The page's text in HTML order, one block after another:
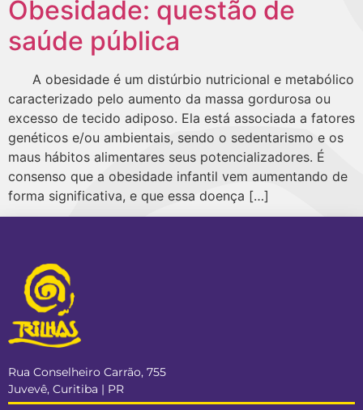
Obesidade: questão de
saúde pública
A obesidade é um distúrbio nutricional e metabólico
caracterizado pelo aumento da massa gordurosa ou
excesso de tecido adiposo. Ela está associada a fatores
genéticos e/ou ambientais, sendo o sedentarismo e os
maus hábitos alimentares seus potencializadores. É
consenso que a obesidade infantil vem aumentando de
forma significativa, e que essa doença […]
Rua Conselheiro Carrão, 755
Juvevê, Curitiba | PR